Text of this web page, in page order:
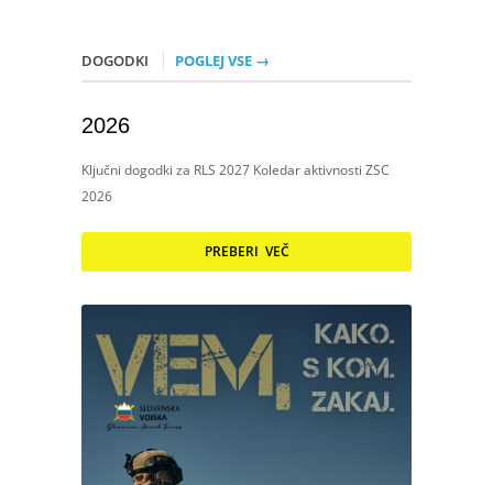
DOGODKI POGLEJ VSE →
2026
Ključni dogodki za RLS 2027 Koledar aktivnosti ZSC
2026
PREBERI VEČ